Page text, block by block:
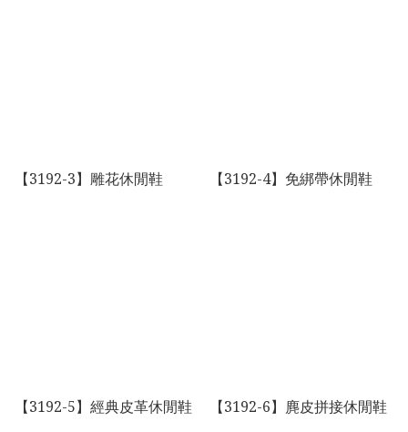
【3192-3】雕花休閒鞋 【3192-4】免綁帶休閒鞋
【3192-5】經典皮革休閒鞋 【3192-6】麂皮拼接休閒鞋